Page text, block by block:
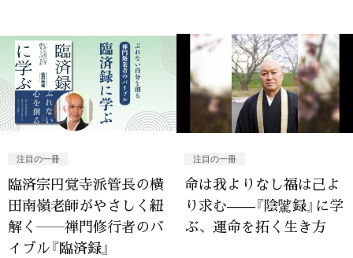
注目の一冊
臨済宗円覚寺派管長の横
田南嶺老師がやさしく紐
解く――禅門修行者のバ
イブル『臨済録』
注目の一冊
命は我よりなし福は己よ
り求む——『陰騭録』に学
ぶ、運命を拓く生き方